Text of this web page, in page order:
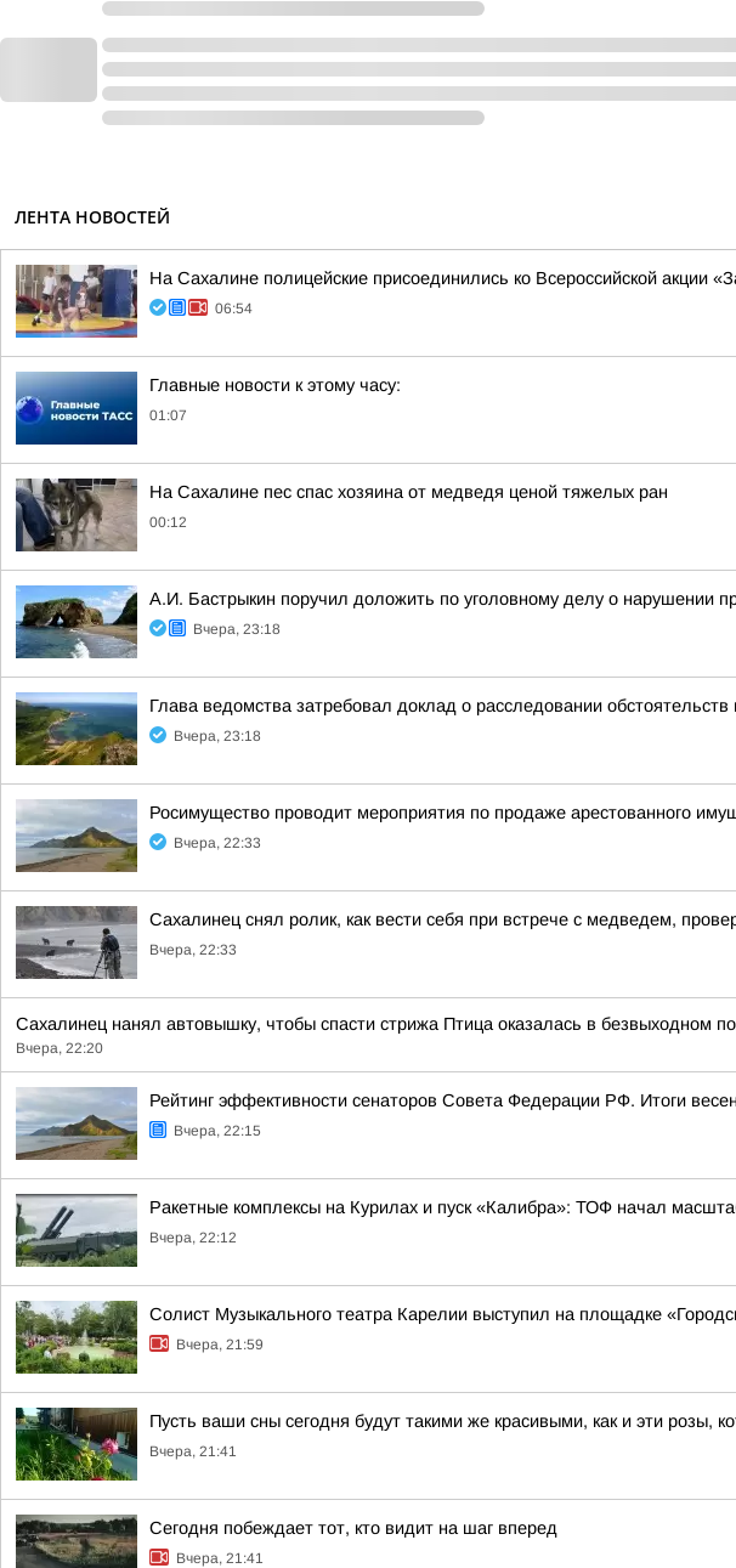
ЛЕНТА НОВОСТЕЙ
На Сахалине полицейские присоединились ко Всероссийской акции
06:54
Главные новости к этому часу:
01:07
На Сахалине пес спас хозяина от медведя ценой тяжелых ран
00:12
А.И. Бастрыкин поручил доложить по уголовному делу о нарушении
Вчера, 23:18
Глава ведомства затребовал доклад о расследовании
Вчера, 23:18
Росимущество проводит мероприятия по продаже арестованного
Вчера, 22:33
Сахалинец снял ролик, как вести себя при встрече с медведем,
Вчера, 22:33
Сахалинец нанял автовышку, чтобы спасти стрижа Птица оказалась в безвыходном
Вчера, 22:20
Рейтинг эффективности сенаторов Совета Федерации РФ. Итоги
Вчера, 22:15
Ракетные комплексы на Курилах и пуск «Калибра»: ТОФ начал
Вчера, 22:12
Солист Музыкального театра Карелии выступил на площадке
Вчера, 21:59
Пусть ваши сны сегодня будут такими же красивыми, как и эти
Вчера, 21:41
Сегодня побеждает тот, кто видит на шаг вперед
Вчера, 21:41